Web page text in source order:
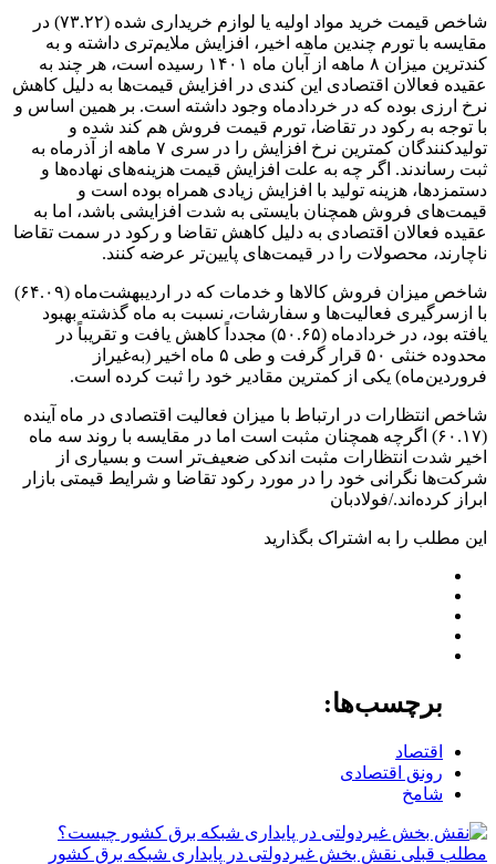
شاخص قیمت خرید مواد اولیه یا لوازم خریداری شده (۷۳.۲۲) در
مقایسه با تورم چندین ماهه اخیر، افزایش ملایم‌تری داشته و به
کندترین میزان ۸ ماهه از آبان ماه ۱۴۰۱ رسیده است، هر چند به
عقیده فعالان اقتصادی این کندی در افزایش قیمت‌ها به دلیل کاهش
نرخ ارزی بوده که در خردادماه وجود داشته است. بر همین اساس و
با توجه به رکود در تقاضا، تورم قیمت فروش هم کند شده و
تولیدکنندگان کمترین نرخ افزایش را در سری ۷ ماهه از آذرماه به
ثبت رساندند. اگر چه به علت افزایش قیمت هزینه‌های نهاده‌ها و
دستمزدها، هزینه تولید با افزایش زیادی همراه بوده است و
قیمت‌های فروش همچنان بایستی به شدت افزایشی باشد، اما به
عقیده فعالان اقتصادی به دلیل کاهش تقاضا و رکود در سمت تقاضا
ناچارند، محصولات را در قیمت‌های پایین‌تر عرضه کنند.
شاخص میزان فروش کالا‌ها و خدمات که در اردیبهشت‌ماه (۶۴.۰۹)
با ازسرگیری فعالیت‌ها و سفارشات، نسبت به ماه گذشته بهبود
یافته بود، در خردادماه (۵۰.۶۵) مجدداً کاهش یافت و تقریباً در
محدوده خنثی ۵۰ قرار گرفت و طی ۵ ماه اخیر (به‌غیراز
فروردین‌ماه) یکی از کمترین مقادیر خود را ثبت کرده است.
شاخص انتظارات در ارتباط با میزان فعالیت اقتصادی در ماه آینده
(۶۰.۱۷) اگرچه همچنان مثبت است اما در مقایسه با روند سه ماه
اخیر شدت انتظارات مثبت اندکی ضعیف‌تر است و بسیاری از
شرکت‌ها نگرانی خود را در مورد رکود تقاضا و شرایط قیمتی بازار
ابراز کرده‌اند./فولادبان
این مطلب را به اشتراک بگذارید
برچسب‌ها:
اقتصاد
رونق اقتصادی
شامخ
مطلب قبلی نقش‌ بخش غیردولتی در پایداری شبکه برق کشور